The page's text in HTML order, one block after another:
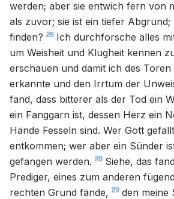
werden; aber sie entwich fern von
als zuvor; sie ist ein tiefer Abgrund;
finden? 26 Ich durchforsche alles
um Weisheit und Klugheit kennen
erschauen und damit ich des Toren
erkannte und den Irrtum der
fand, dass bitterer als der Tod ein
ein Fanggarn ist, dessen Herz ein
Hände Fesseln sind. Wer Gott
entkommen; wer aber ein Sünder
gefangen werden. 28 Siehe, das
Prediger, eines zum anderen
rechten Grund fände, 29 den meine